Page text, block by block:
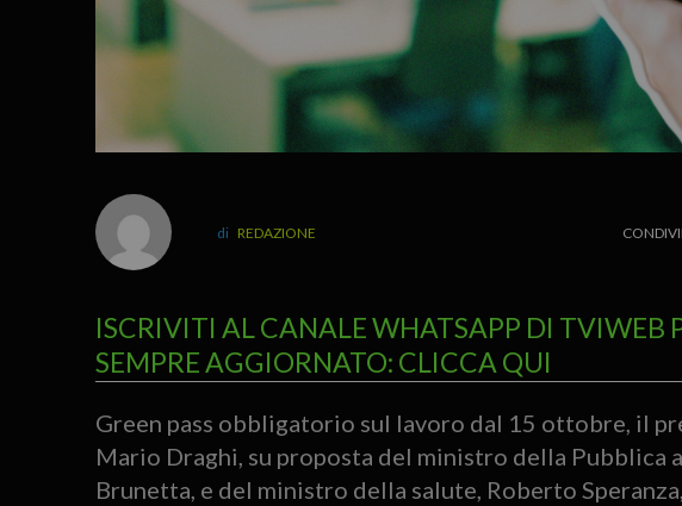
REDAZIONE
ISCRIVITI AL CANALE WHATSAPP DI TVIWEB
SEMPRE AGGIORNATO: CLICCA QUI
Green pass obbligatorio sul lavoro dal 15 ottobre, il
Mario Draghi, su proposta del ministro della Pubblica
Brunetta, e del ministro della salute, Roberto Speranza,